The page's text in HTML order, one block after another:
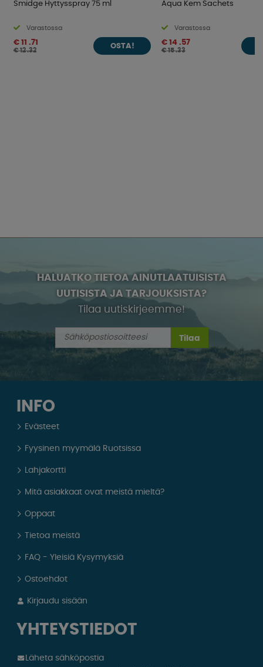
Smidge Hyttysspray 75 ml
Varastossa
€ 11 .71
€ 12 .32
OSTA!
Aqua Kem Sachets
Varastossa
€ 14 .57
€ 15 .33
HALUATKO TIETOA AINUTLAATUISISTA
UUTISISTA JA TARJOUKSISTA?
Tilaa uutiskirjeemme!
Tilaa
INFO
Evästeet
Fyysinen myymälä Ruotsissa
Lahjakortti
Mitä asiakkaat ovat meistä mieltä?
Oppaat
Tietoa meistä
FAQ - Yleisiä Kysymyksiä
Ostoehdot
Kirjaudu sisään
YHTEYSTIEDOT
Läheta sähköpostia